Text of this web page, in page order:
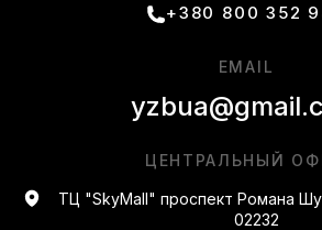
+380 800 352
ЦЕНТРАЛЬНЫЙ
ТЦ "SkyMall" проспект Романа
02232
EMAIL